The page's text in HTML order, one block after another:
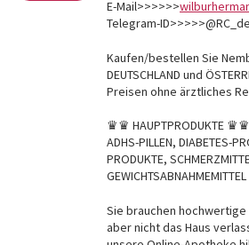
E-Mail>>>>>>
Telegram-
Kaufen/bestellen Sie
DEUTSCHLAND und
Preisen ohne ärztliches
♛♛ HAUPTPRODUKTE ♛♛
ADHS-PILLEN, DIABETES-
PRODUKTE,
Sie brauchen
aber nicht das Haus